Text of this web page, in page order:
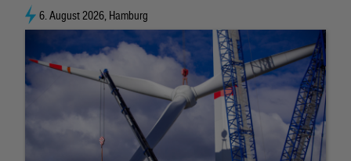
6. August 2026, Hamburg